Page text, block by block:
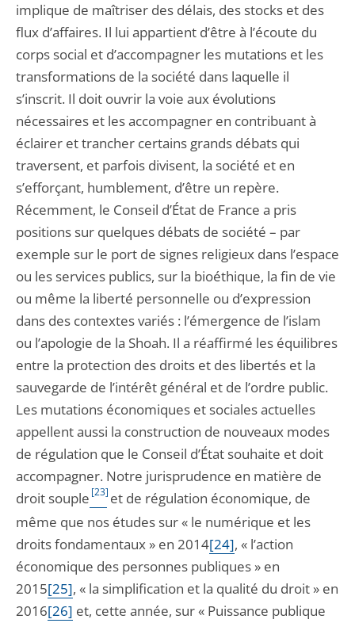
implique de maîtriser des délais, des stocks et des
flux d’affaires. Il lui appartient d’être à l’écoute du
corps social et d’accompagner les mutations et les
transformations de la société dans laquelle il
s’inscrit. Il doit ouvrir la voie aux évolutions
nécessaires et les accompagner en contribuant à
éclairer et trancher certains grands débats qui
traversent, et parfois divisent, la société et en
s’efforçant, humblement, d’être un repère.
Récemment, le Conseil d’État de France a pris
positions sur quelques débats de société – par
exemple sur le port de signes religieux dans l’espace
ou les services publics, sur la bioéthique, la fin de vie
ou même la liberté personnelle ou d’expression
dans des contextes variés : l’émergence de l’islam
ou l’apologie de la Shoah. Il a réaffirmé les équilibres
entre la protection des droits et des libertés et la
sauvegarde de l’intérêt général et de l’ordre public.
Les mutations économiques et sociales actuelles
appellent aussi la construction de nouveaux modes
de régulation que le Conseil d’État souhaite et doit
accompagner. Notre jurisprudence en matière de
droit souple [23]et de régulation économique, de
même que nos études sur « le numérique et les
droits fondamentaux » en 2014[24], « l’action
économique des personnes publiques » en
2015[25], « la simplification et la qualité du droit » en
2016[26] et, cette année, sur « Puissance publique